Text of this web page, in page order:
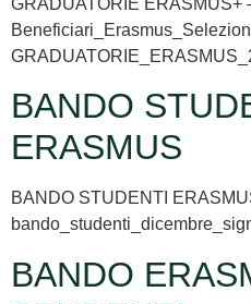
BANDO
ERASMUS
BANDO STUDENTI
BANDO